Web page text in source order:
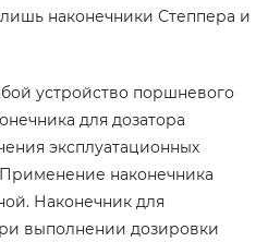
наконечники Степпера и
устройство поршневого
для дозатора
эксплуатационных
наконечника
Наконечник для
выполнении дозировки